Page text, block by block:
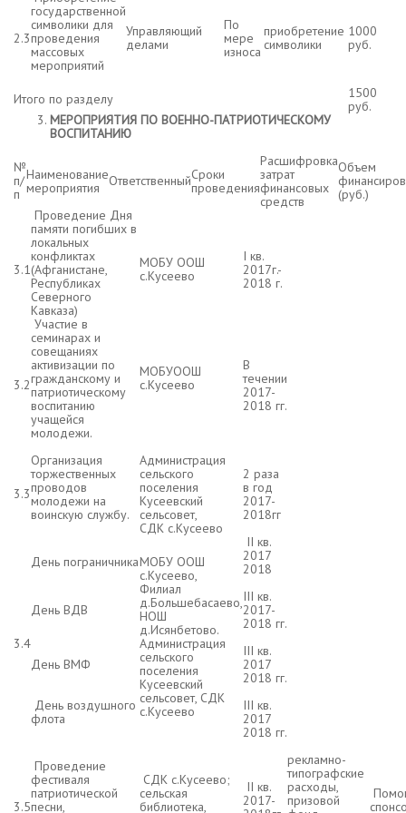
2.3
государственной
символики для
проведения
массовых
мероприятий
Управляющий
делами
По
мере
износа
приобретение
символики
1000
руб.
Итого по разделу
1500
руб.
МЕРОПРИЯТИЯ ПО ВОЕННО-ПАТРИОТИЧЕСКОМУ
ВОСПИТАНИЮ
№
п/
п
Наименование
мероприятия
ОтветственныйСроки
проведения
Расшифровка
затрат
финансовых
средств
Объем
(руб.)
3.1
Проведение Дня
памяти погибших в
локальных
конфликтах
(Афганистане,
Республиках
Северного
Кавказа)
МОБУ ООШ
с.Кусеево
I кв.
2017г.-
2018 г.
3.2
Участие в
семинарах и
совещаниях
активизации по
гражданскому и
патриотическому
воспитанию
учащейся
молодежи.
МОБУООШ
с.Кусеево
В
течении
2017-
2018 гг.
3.3
Организация
торжественных
проводов
молодежи на
воинскую службу.
Администрация
сельского
поселения
Кусеевский
сельсовет,
СДК с.Кусеево
2 раза
в год
2017-
2018гг
3.4
День пограничникаМОБУ ООШ
с.Кусеево,
Филиал
д.Большебасаево,
НОШ
д.Исянбетово.
Администрация
сельского
поселения
Кусеевский
сельсовет, СДК
с.Кусеево
II кв.
2017
2018
День ВДВ
III кв.
2017-
2018 гг.
День ВМФ
III кв.
2017
2018 гг.
День воздушного
флота
III кв.
2017
2018 гг.
3.5
Проведение
фестиваля
патриотической
песни,
СДК с.Кусеево;
сельская
библиотека,
II кв.
2017-
рекламно-
типографские
расходы,
призовой